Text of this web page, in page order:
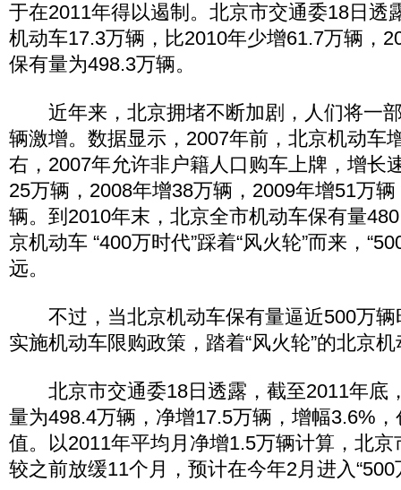
于在2011年得以遏制。北京市交通委18日透
机动车17.3万辆，比2010年少增61.7万辆，
保有量为498.3万辆。
近年来，北京拥堵不断加剧，人们将一
辆激增。数据显示，2007年前，北京机动车
右，2007年允许非户籍人口购车上牌，增长
25万辆，2008年增38万辆，2009年增51万
辆。到2010年末，北京全市机动车保有量
京机动车 “400万时代”踩着“风火轮”而来，
远。
不过，当北京机动车保有量逼近500万辆
实施机动车限购政策，踏着“风火轮”的北京
北京市交通委18日透露，截至2011年底
量为498.4万辆，净增17.5万辆，增幅3.6%
值。以2011年平均月净增1.5万辆计算，北京
较之前放缓11个月，预计在今年2月进入“500